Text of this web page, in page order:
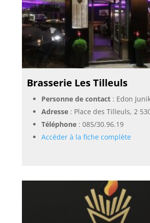
Brasserie Les Tilleuls
Personne de contact: Edon
Adresse: Place des Tilleuls, 2
Téléphone: 085/30.96.19
Accéder à la fiche complète